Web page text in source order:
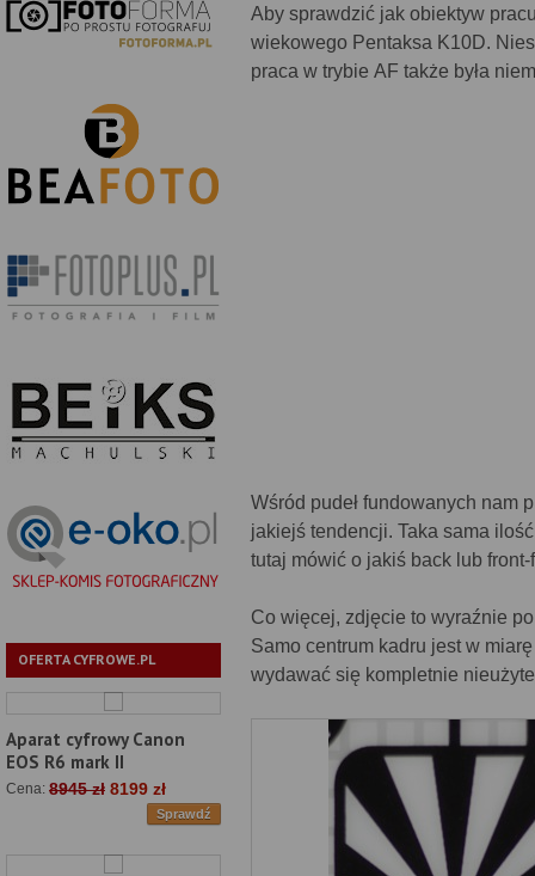
OFERTA CYFROWE.PL
Aparat cyfrowy Canon
EOS R6 mark II
Cena: 8945 zł 8199 zł
Sprawdź
Aby sprawdzić jak obiektyw
wiekowego Pentaksa K10D.
praca w trybie AF także była
Wśród pudeł fundowanych nam
jakiejś tendencji. Taka sama
tutaj mówić o jakiś back lub
Co więcej, zdjęcie to wyraźnie
Samo centrum kadru jest w
wydawać się kompletnie